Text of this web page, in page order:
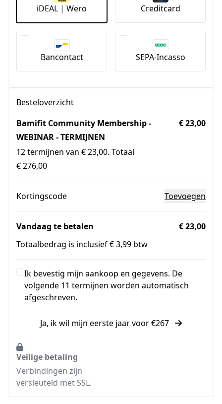
iDEAL | Wero Creditcard
Bancontact SEPA-Incasso
Besteloverzicht
Bamifit Community Membership -
WEBINAR - TERMIJNEN
12 termijnen van € 23,00. Totaal
€ 276,00
€ 23,00
Kortingscode Toevoegen
Vandaag te betalen
€ 23,00
Totaalbedrag is inclusief € 3,99 btw
Ik bevestig mijn aankoop en gegevens. De
volgende 11 termijnen worden automatisch
afgeschreven.
Ja, ik wil mijn eerste jaar voor €267
Veilige betaling
Verbindingen zijn
versleuteld met SSL.